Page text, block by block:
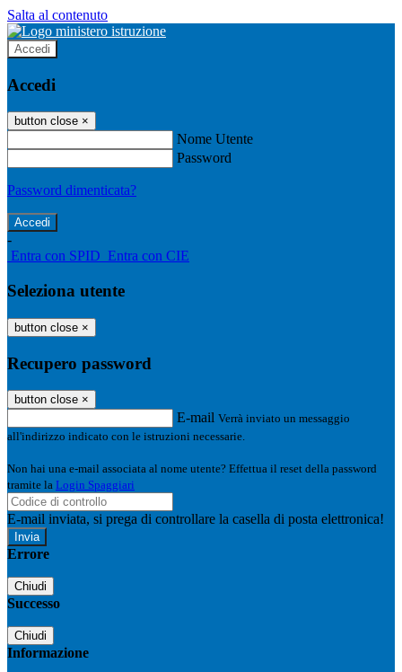
Salta al contenuto
Accedi
Accedi
button close ×
Nome Utente
Password
Password dimenticata?
-
Entra con SPID Entra con CIE
Seleziona utente
button close ×
Recupero password
button close ×
E-mail Verrà inviato un messaggio
all'indirizzo indicato con le istruzioni necessarie.
Non hai una e-mail associata al nome utente? Effettua il reset della password
tramite la Login Spaggiari
E-mail inviata, si prega di controllare la casella di posta elettronica!
Errore
Chiudi
Successo
Chiudi
Informazione